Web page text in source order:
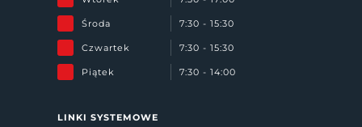
Środa 7:30 - 15:30
Czwartek 7:30 - 15:30
Piątek 7:30 - 14:00
LINKI SYSTEMOWE